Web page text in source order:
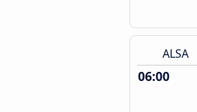
ALSA
06:00